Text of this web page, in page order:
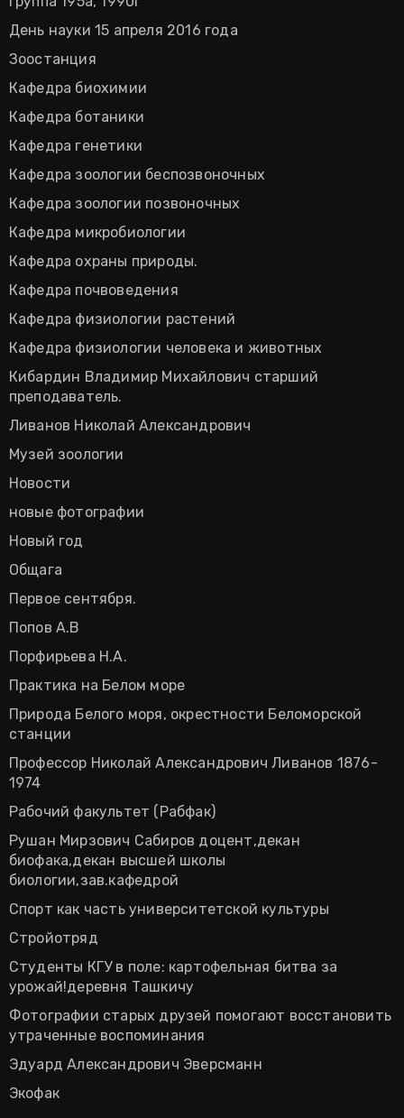
День науки 15 апреля 2016 года
Зоостанция
Кафедра биохимии
Кафедра ботаники
Кафедра генетики
Кафедра зоологии беспозвоночных
Кафедра зоологии позвоночных
Кафедра микробиологии
Кафедра охраны природы.
Кафедра почвоведения
Кафедра физиологии растений
Кафедра физиологии человека и животных
Кибардин Владимир Михайлович старший
преподаватель.
Ливанов Николай Александрович
Музей зоологии
Новости
новые фотографии
Новый год
Общага
Первое сентября.
Попов А.В
Порфирьева Н.А.
Практика на Белом море
Природа Белого моря, окрестности Беломорской
станции
Профессор Николай Александрович Ливанов 1876-
1974
Рабочий факультет (Рабфак)
Рушан Мирзович Сабиров доцент,декан
биофака,декан высшей школы
биологии,зав.кафедрой
Спорт как часть университетской культуры
Стройотряд
Студенты КГУ в поле: картофельная битва за
урожай!деревня Ташкичу
Фотографии старых друзей помогают восстановить
утраченные воспоминания
Эдуард Александрович Эверсманн
Экофак